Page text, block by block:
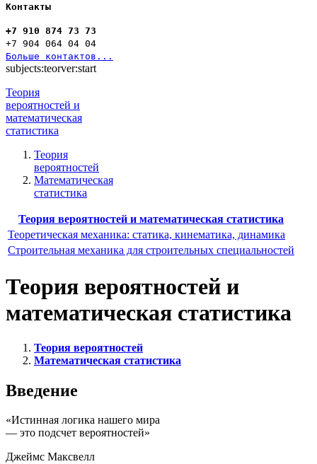
Контакты
+7 910 874 73 73
+7 904 064 04 04
Больше контактов...
subjects:teorver:start
Теория
вероятностей и
математическая
статистика
Теория
вероятностей
Математическая
статистика
Теория вероятностей и математическая статистика
Теоретическая механика: статика, кинематика, динамика
Строительная механика для строительных специальностей
Теория вероятностей и
математическая статистика
Теория вероятностей
Математическая статистика
Введение
«Истинная логика нашего мира
— это подсчет вероятностей»
Джеймс Максвелл